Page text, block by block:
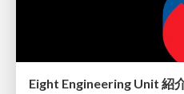
Eight Engineering Unit 紹